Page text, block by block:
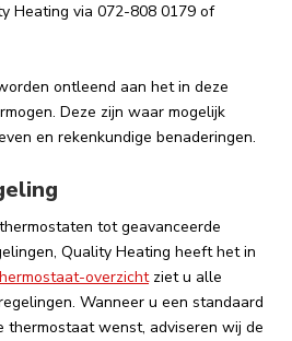
Heating via 072-808 0179 of
ontleend aan het in deze
Deze zijn waar mogelijk
en rekenkundige benaderingen.
tot geavanceerde
Quality Heating heeft het in
overzichtziet u alle
Wanneer u een standaard
thermostaat wenst, adviseren wij de